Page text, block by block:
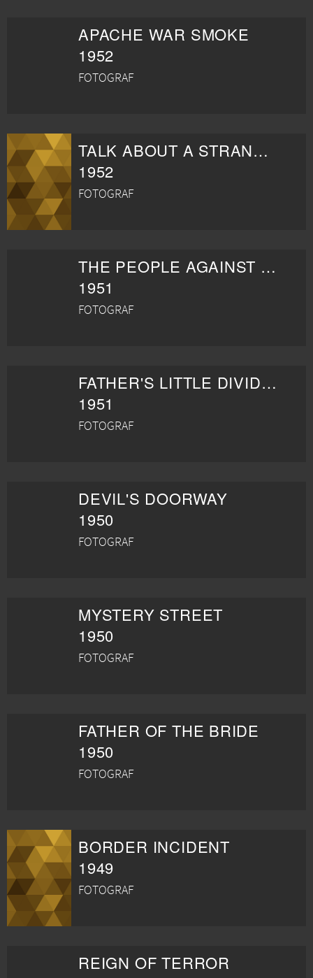
APACHE WAR SMOKE
1952
FOTOGRAF
TALK ABOUT A STRANGER
1952
FOTOGRAF
THE PEOPLE AGAINST O'HARA
1951
FOTOGRAF
FATHER'S LITTLE DIVIDEND
1951
FOTOGRAF
DEVIL'S DOORWAY
1950
FOTOGRAF
MYSTERY STREET
1950
FOTOGRAF
FATHER OF THE BRIDE
1950
FOTOGRAF
BORDER INCIDENT
1949
FOTOGRAF
REIGN OF TERROR